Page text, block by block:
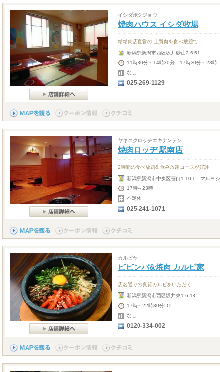
イシダボクジョウ
焼肉ハウス イシダ牧場
精精肉店直営の 上質肉を食べ放題で
新潟県新潟市西区坂井砂山3-6-51
11時30分～14時30分、17時30分～23時
なし
025-269-1129
ヤキニクロッヂエキナンテン
焼肉ロッヂ 駅南店
2時間の食べ放題& 飲み放題コースが好評
新潟県新潟市中央区笹口1-10-1 マルヨ
17時～23時
不定休
025-241-1071
カルビヤ
ビビンバ&焼肉 カルビ家
店名通りの良質カルビをいただく
新潟県新潟市西区坂井東1-6-18
17時～22時30分LO
なし
0120-334-002